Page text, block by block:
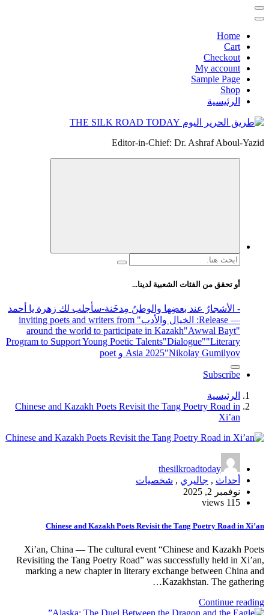
Home
Cart
Checkout
My account
Sample Page
Shop
الرئيسية
Editor-in-Chief: Dr. Ashraf Aboul-Yazid
البحث
أو تحقق من الفئات الشعبية لدينا...
- الأشجارُ عند بعضِها والوطنُ مِدخَنة-سأجلب لك زهرة يا أحمد
— Release
: الخيال والأدب
" inviting poets and writers from
around the world to participate in Kazakh"Awwal Bayt"
Program to Support Young Poetic Talents"Dialogue""Literary
Asia 2025"Nikolay Gumilyov و poet
Subscribe
الرئيسية
Chinese and Kazakh Poets Revisit the Tang Poetry Road in
Xi’an
thesilkroadtoday
أحداث , جاليري , شخصيات
نوفمبر 2, 2025
115 views
Chinese and Kazakh Poets Revisit the Tang Poetry Road in Xi’an
Xi’an, China — The cultural event “Chinese and Kazakh Poets
Revisiting the Tang Poetry Road” was successfully held in Xi’an,
marking a new chapter in literary exchange between China and
Kazakhstan. The gathering…
Continue reading